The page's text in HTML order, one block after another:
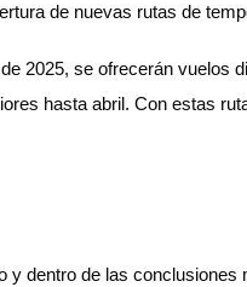
de nuevas rutas de
2025, se ofrecerán
hasta abril. Con estas
y dentro de las